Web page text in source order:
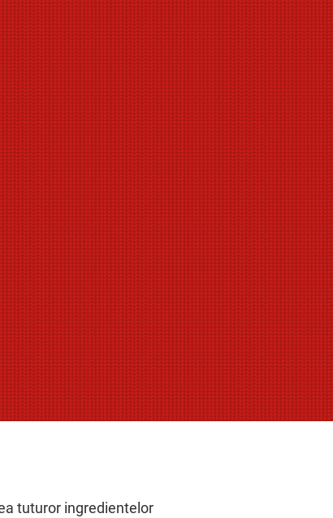
tuturor ingredientelor